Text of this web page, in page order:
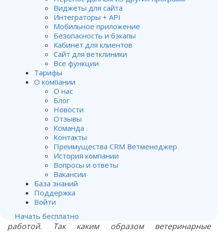
Виджеты для сайта
Интеграторы + API
Мобильное приложение
Безопасность и бэкапы
Кабинет для клиентов
Сайт для ветклиники
Все функции
Тарифы
О компании
О нас
Блог
Новости
Отзывы
Команда
Контакты
Преимущества CRM Ветменеджер
История компании
Вопросы и ответы
Вакансии
База знаний
Поддержка
Войти
Начать бесплатно
Топ-5 причин для членов
команды оставаться на работе
Владимир Хубирьянц.
Опубликован 14.02.2018.
Около 50% работников готовы покинуть их
нынешнее место работы, если подвернется лучшая
возможность. Такие данные получены из недавнего
опроса, проведенного рекрутинговой компанией
Jobvite. Причем эти 50% включают тех членов
команды, которые удовлетворены нынешней
работой. Так каким образом ветеринарные